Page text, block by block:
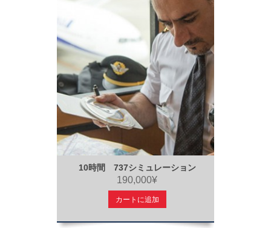
10時間 737シミュレーション
190,000¥
カートに追加